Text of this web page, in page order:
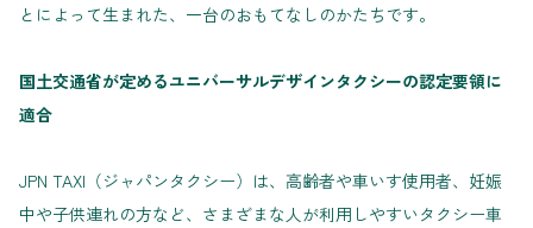
とによって生まれた、一台のおもてなしのかたちです。
国土交通省が定めるユニバーサルデザインタクシーの認定要領に
適合
JPN TAXI（ジャパンタクシー）は、高齢者や車いす使用者、妊娠
中や子供連れの方など、さまざまな人が利用しやすいタクシー車